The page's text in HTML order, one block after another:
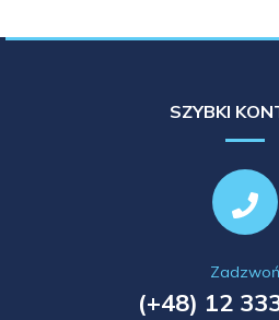
SZYBKI
Zadzwoń
(+48) 12